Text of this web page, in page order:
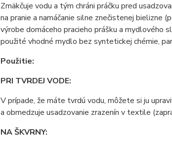
Zmäkčuje vodu a tým chráni práčku pred
na pranie a namáčanie silne znečistenej bielizne
výrobe domáceho pracieho prášku a mydlového
použité vhodné mydlo bez syntetickej chémie,
Použitie:
PRI TVRDEJ VODE:
V prípade, že máte tvrdú vodu, môžete si ju
a obmedzuje usadzovanie zrazenín v textile
NA ŠKVRNY: